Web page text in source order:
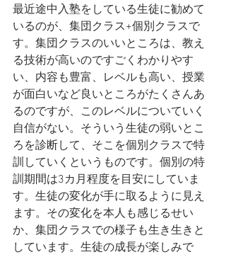
最近途中入塾をしている生徒に勧めて
いるのが、集団クラス+個別クラスで
す。集団クラスのいいところは、教え
る技術が高いのですごくわかりやす
い、内容も豊富、レベルも高い、授業
が面白いなど良いところがたくさんあ
るのですが、このレベルについていく
自信がない。そういう生徒の弱いとこ
ろを診断して、そこを個別クラスで特
訓していくというものです。個別の特
訓期間は3カ月程度を目安にしていま
す。生徒の変化が手に取るように見え
ます。その変化を本人も感じるせい
か、集団クラスでの様子も生き生きと
しています。生徒の成長が楽しみで